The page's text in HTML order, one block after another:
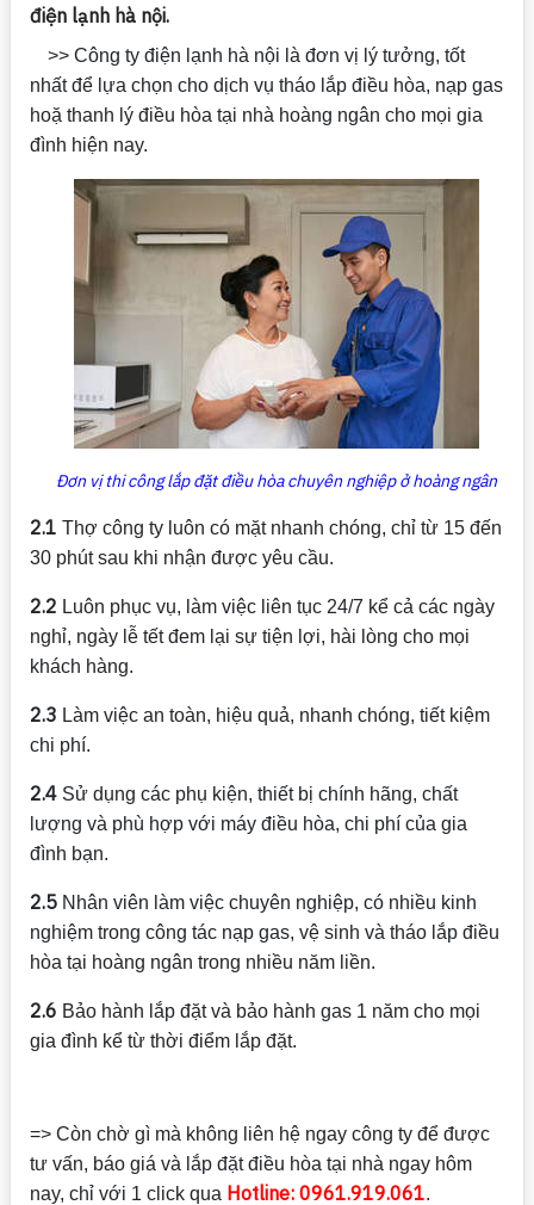
điện lạnh hà nội.
>> Công ty điện lạnh hà nội là đơn vị lý tưởng, tốt
nhất để lựa chọn cho dịch vụ tháo lắp điều hòa, nạp gas
hoặ thanh lý điều hòa tại nhà hoàng ngân cho mọi gia
đình hiện nay.
Đơn vị thi công lắp đặt điều hòa chuyên nghiệp ở hoàng ngân
2.1 Thợ công ty luôn có mặt nhanh chóng, chỉ từ 15 đến
30 phút sau khi nhận được yêu cầu.
2.2 Luôn phục vụ, làm việc liên tục 24/7 kể cả các ngày
nghỉ, ngày lễ tết đem lại sự tiện lợi, hài lòng cho mọi
khách hàng.
2.3 Làm việc an toàn, hiệu quả, nhanh chóng, tiết kiệm
chi phí.
2.4 Sử dụng các phụ kiện, thiết bị chính hãng, chất
lượng và phù hợp với máy điều hòa, chi phí của gia
đình bạn.
2.5 Nhân viên làm việc chuyên nghiệp, có nhiều kinh
nghiệm trong công tác nạp gas, vệ sinh và tháo lắp điều
hòa tại hoàng ngân trong nhiều năm liền.
2.6 Bảo hành lắp đặt và bảo hành gas 1 năm cho mọi
gia đình kể từ thời điểm lắp đặt.
=> Còn chờ gì mà không liên hệ ngay công ty để được
tư vấn, báo giá và lắp đặt điều hòa tại nhà ngay hôm
nay, chỉ với 1 click qua Hotline: 0961.919.061.